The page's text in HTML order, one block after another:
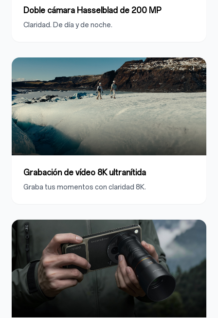
Doble cámara Hasselblad de 200 MP
Claridad. De día y de noche.
Grabación de vídeo 8K ultranítida
Graba tus momentos con claridad 8K.